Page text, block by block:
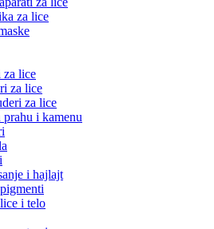
za lice
za lice
za lice
za lice
prahu i kamenu
i hajlajt
i telo